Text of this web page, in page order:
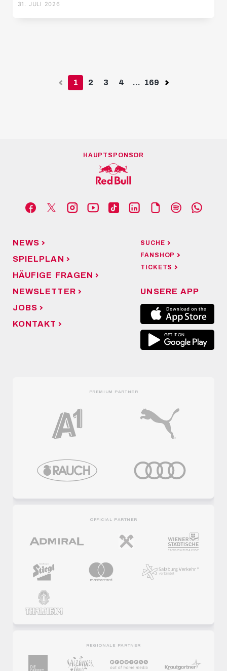
31. JULI 2026
Previous
1 2 3 4 ... 169Next
HAUPTSPONSOR
NEWS
SPIELPLAN
HÄUFIGE FRAGEN
NEWSLETTER
JOBS
KONTAKT
SUCHE
FANSHOP
TICKETS
UNSERE APP
PREMIUM PARTNER
OFFICIAL PARTNER
REGIONALE PARTNER